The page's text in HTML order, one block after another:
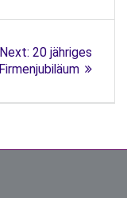
Next: 20 jähriges
Firmenjubiläum